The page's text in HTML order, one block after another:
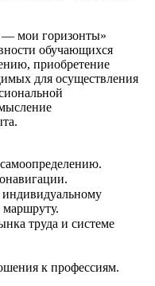
— мои горизонты»
обучающихся
приобретение
для осуществления
маршруту.
труда и системе
к профессиям.